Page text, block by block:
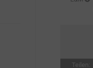
Teilen: